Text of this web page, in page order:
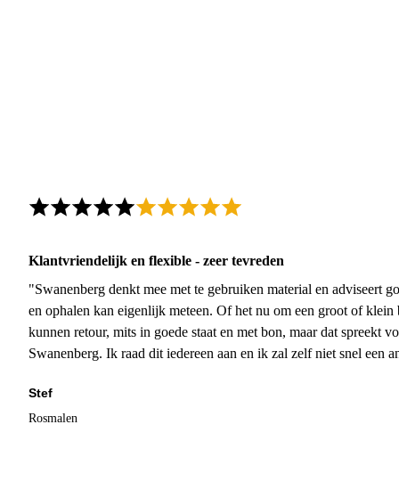
Klantvriendelijk en flexible - zeer tevreden
"Swanenberg denkt mee met te gebruiken material en adviseert
en ophalen kan eigenlijk meteen. Of het nu om een groot of
kunnen retour, mits in goede staat en met bon, maar dat spreekt
Swanenberg. Ik raad dit iedereen aan en ik zal zelf niet snel een
Stef
Rosmalen